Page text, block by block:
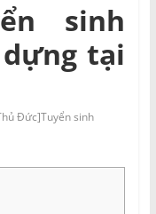
sinh
tại
Đức]Tuyển sinh